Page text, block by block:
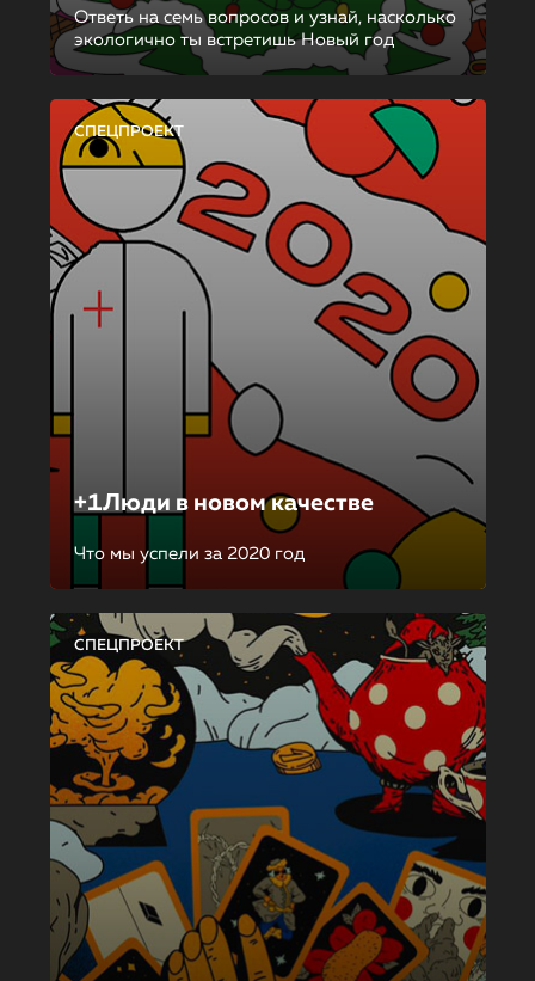
Ответь на семь вопросов и узнай, насколько
экологично ты встретишь Новый год
СПЕЦПРОЕКТ
+1Люди в новом качестве
Что мы успели за 2020 год
СПЕЦПРОЕКТ